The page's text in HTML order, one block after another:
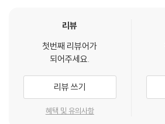
리뷰
첫번째 리뷰어가
되어주세요.
리뷰 쓰기
혜택 및 유의사항